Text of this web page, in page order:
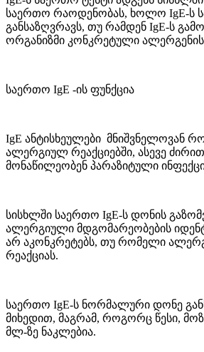
საერთო რაოდენობას, ხოლო IgE-ს
განსაზღვრავს, თუ რამდენ IgE-ს
ორგანიზმი კონკრეტული ალერგენის
საერთო IgE -ის ფუნქცია
IgE ანტისხეულები მნიშვნელოვან
ალერგიულ რეაქციებში, ასევე
მონაწილეობენ პარაზიტული
სისხლში საერთო IgE-ს დონის
ალერგიული მდგომარეობების
არ აკონკრეტებს, თუ რომელი
რეაქციას.
საერთო IgE-ს ნორმალური დონე
მიხედით, მაგრამ, როგორც წესი,
მლ-ზე ნაკლებია.